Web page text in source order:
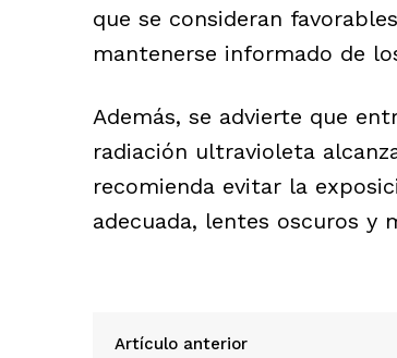
que se consideran
mantenerse informado de
Además, se advierte que
radiación ultravioleta
recomienda evitar la
adecuada, lentes oscuros y
Artículo anterior